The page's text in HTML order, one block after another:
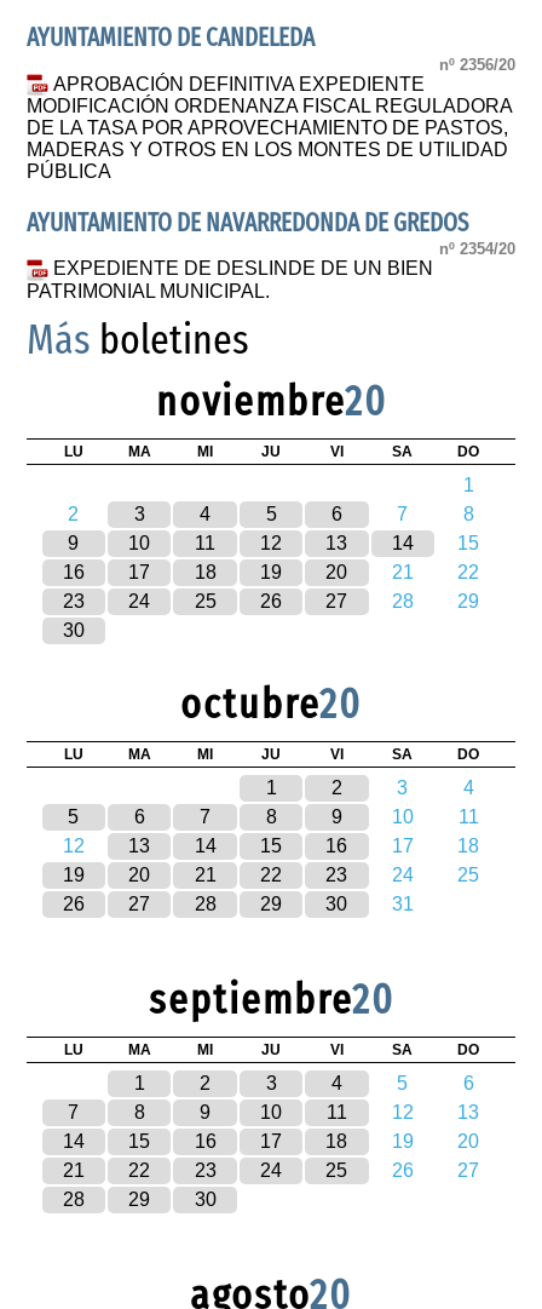
AYUNTAMIENTO DE CANDELEDA
nº 2356/20
APROBACIÓN DEFINITIVA EXPEDIENTE
MODIFICACIÓN ORDENANZA FISCAL REGULADORA
DE LA TASA POR APROVECHAMIENTO DE PASTOS,
MADERAS Y OTROS EN LOS MONTES DE UTILIDAD
PÚBLICA
AYUNTAMIENTO DE NAVARREDONDA DE GREDOS
nº 2354/20
EXPEDIENTE DE DESLINDE DE UN BIEN
PATRIMONIAL MUNICIPAL.
Más boletines
noviembre20
LU MA MI JU VI SA DO
1
2
3 4 5 6 7
8
9
10 11 12 13 14
15
16
17 18 19 20 21
22
23
24 25 26 27 28
29
30
octubre20
LU MA MI JU VI SA DO
1 2 3
4
5
6 7 8 9 10
11
12
13 14 15 16 17
18
19
20 21 22 23 24
25
26
27 28 29 30 31
septiembre20
LU MA MI JU VI SA DO
1 2 3 4 5
6
7
8 9 10 11 12
13
14
15 16 17 18 19
20
21
22 23 24 25 26
27
28
29 30
agosto20